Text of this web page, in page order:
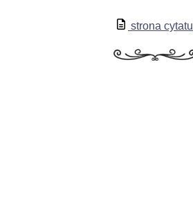
strona cytatu